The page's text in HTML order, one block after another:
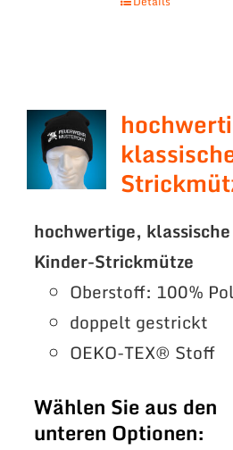
hochwertige, klassische
Kinder-Strickmütze
Oberstoff: 100%
doppelt gestrickt
OEKO-TEX® Stoff
Wählen Sie aus den
unteren Optionen: